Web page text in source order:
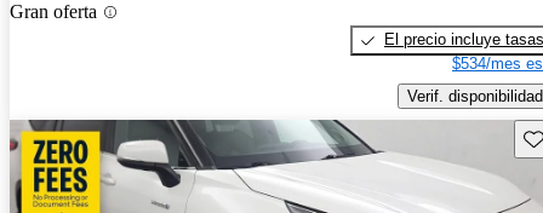
Gran oferta
El precio incluye tasas
$534/mes
Verif. disponibilidad